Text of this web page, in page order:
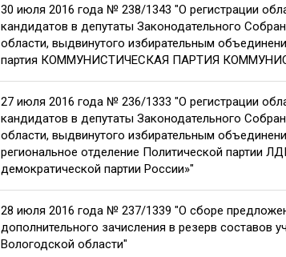
30 июля 2016 года № 238/1343 "О регистрации
кандидатов в депутаты Законодательного
области, выдвинутого избирательным
партия КОММУНИСТИЧЕСКАЯ ПАРТИЯ
27 июля 2016 года № 236/1333 "О регистрации
кандидатов в депутаты Законодательного
области, выдвинутого избирательным
региональное отделение Политической партии
демократической партии России»"
28 июля 2016 года № 237/1339 "О сборе
дополнительного зачисления в резерв составов
Вологодской области"